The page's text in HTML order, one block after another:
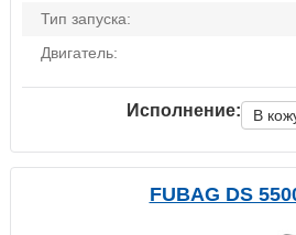
Тип запуска:
Двигатель:
Исполнение: В
FUBAG DS